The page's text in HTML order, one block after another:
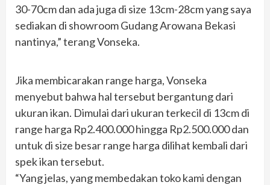
30-70cm dan ada juga di size 13cm-28cm yang saya
sediakan di showroom Gudang Arowana Bekasi
nantinya,” terang Vonseka.
Jika membicarakan range harga, Vonseka
menyebut bahwa hal tersebut bergantung dari
ukuran ikan. Dimulai dari ukuran terkecil di 13cm di
range harga Rp2.400.000 hingga Rp2.500.000 dan
untuk di size besar range harga dilihat kembali dari
spek ikan tersebut.
“Yang jelas, yang membedakan toko kami dengan